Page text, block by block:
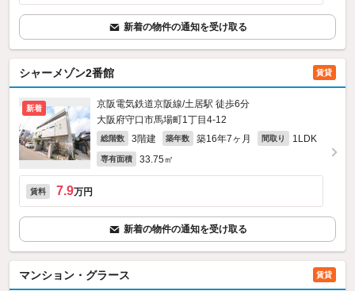
新着の物件の通知を受け取る
シャーメゾン2番館 賃貸
新着
京阪電気鉄道京阪線/土居駅 徒歩6分
大阪府守口市馬場町1丁目4-12
総階数 3階建 築年数 築16年7ヶ月 間取り 1LDK
専有面積 33.75㎡
賃料 7.9万円
新着の物件の通知を受け取る
マンション・グラース 賃貸